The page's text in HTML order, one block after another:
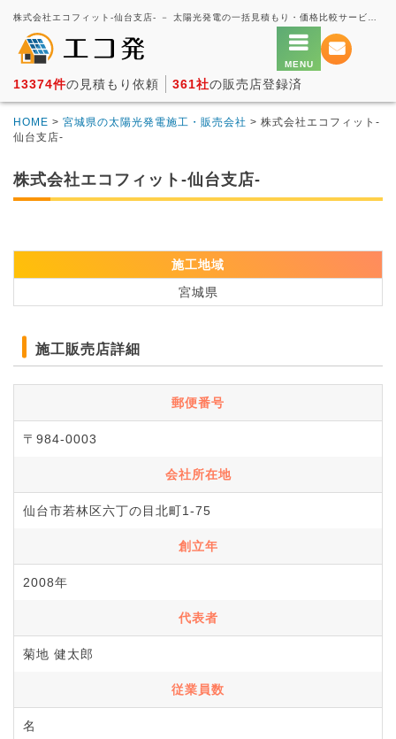
13374件の見積もり依頼 361社の販売店登録済
HOME > 宮城県の太陽光発電施工・販売会社 > 株式会社エコフィット-
仙台支店-
株式会社エコフィット-仙台支店-
施工地域
宮城県
施工販売店詳細
郵便番号
〒984-0003
会社所在地
仙台市若林区六丁の目北町1-75
創立年
2008年
代表者
菊地 健太郎
従業員数
名